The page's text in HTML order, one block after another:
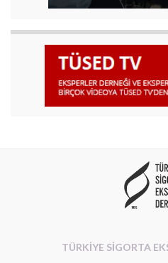
TÜRKİYE SİGORTA